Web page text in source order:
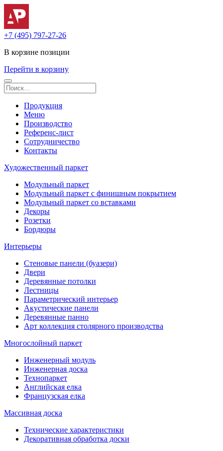
+7 (495) 797-27-26
В корзине позиции
Перейти в корзину
Продукция
Меню
Производство
Референс-лист
Сотрудничество
Контакты
Художественный паркет
Модульный паркет
Модульный паркет с финишным покрытием
Модульный паркет со вставками
Декоры
Розетки
Бордюры
Интерьеры
Стеновые панели (буазери)
Двери
Деревянные потолки
Лестницы
Параметрический интерьер
Акустические панели
Деревянные панно
Арт коллекция столярного производства
Многослойный паркет
Инженерный модуль
Инженерная доска
Технопаркет
Английская елка
Французская елка
Массивная доска
Технические характеристики
Декоративная обработка доски